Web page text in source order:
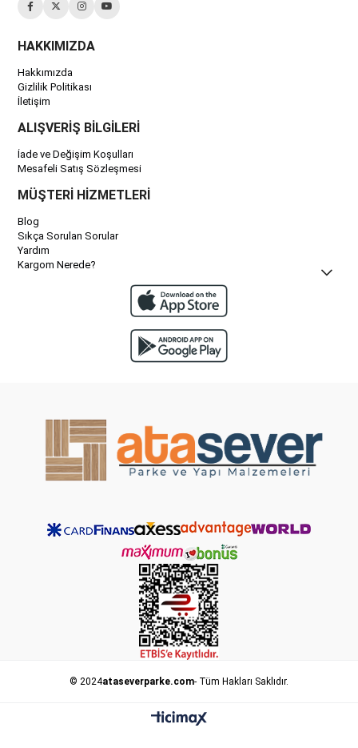
HAKKIMIZDA
Hakkımızda
Gizlilik Politikası
İletişim
ALIŞVERİŞ BİLGİLERİ
İade ve Değişim Koşulları
Mesafeli Satış Sözleşmesi
MÜŞTERİ HİZMETLERİ
Blog
Sıkça Sorulan Sorular
Yardım
Kargom Nerede?
© 2024ataseverparke.com- Tüm Hakları Saklıdır.